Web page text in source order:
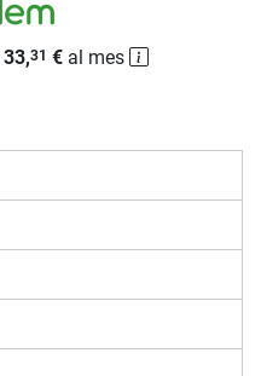
33,31 €al mes